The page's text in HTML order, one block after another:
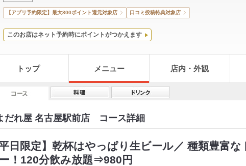
【アプリ予約限定】最大800ポイント還元対象店 口コミ投稿特典対象店
このお店はネット予約時にポイントがつかえます
トップ メニュー 店内・外観
だれ屋 名古屋駅前店 コース詳細
平日限定】乾杯はやっぱり生ビール／ 種類豊富
！120分飲み放題⇒980円